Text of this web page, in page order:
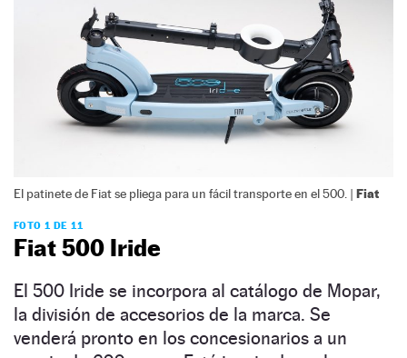
El patinete de Fiat se pliega para un fácil transporte en el 500. | Fiat
FOTO 1 DE 11
Fiat 500 Iride
El 500 Iride se incorpora al catálogo de Mopar,
la división de accesorios de la marca. Se
venderá pronto en los concesionarios a un